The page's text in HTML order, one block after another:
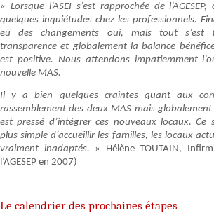
« Lorsque l’ASEI s’est rapprochée de
quelques inquiétudes chez les professionnels.
eu des changements oui, mais tout
transparence et globalement la balance
est positive. Nous attendons impatiemment
nouvelle MAS.
Il y a bien quelques craintes quant aux
rassemblement des deux MAS mais
est pressé d’intégrer ces nouveaux locaux. Ce
plus simple d’accueillir les familles, les locaux
vraiment inadaptés. » Hélène TOUTAIN,
l’AGESEP en 2007)
Le calendrier des prochaines étapes